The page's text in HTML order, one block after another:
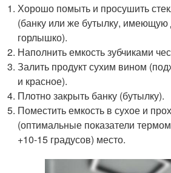
Хорошо помыть и просушить
(банку или же бутылку, имеющую
горлышко).
Наполнить емкость зубчиками
Залить продукт сухим вином
и красное).
Плотно закрыть банку (бутылку).
Поместить емкость в сухое и
(оптимальные показатели
+10-15 градусов) место.